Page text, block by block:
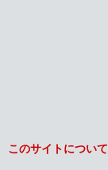
このサイトについて